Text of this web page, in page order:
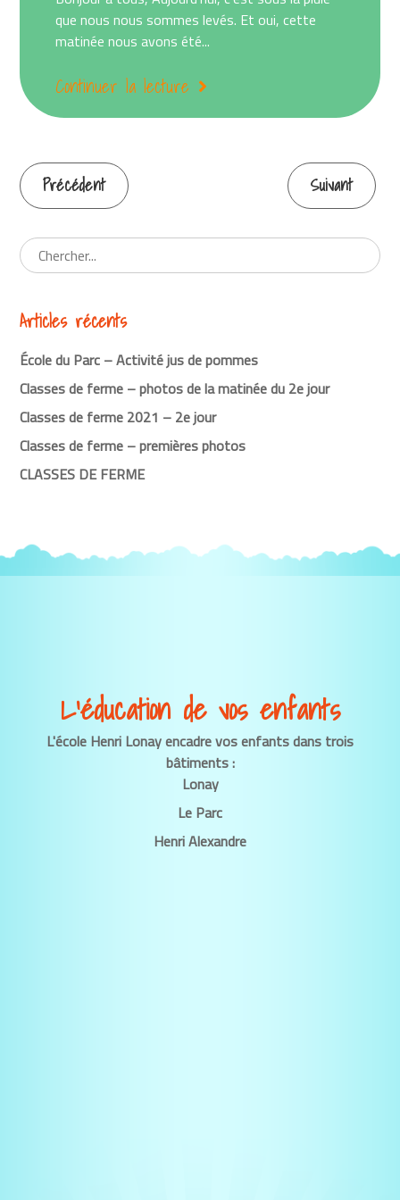
que nous nous sommes levés. Et oui, cette
matinée nous avons été...
Continuer la lecture
Continuer
la
lecture
Précédent Suivant
Articles récents
École du Parc – Activité jus de pommes
Classes de ferme – photos de la matinée du 2e jour
Classes de ferme 2021 – 2e jour
Classes de ferme – premières photos
CLASSES DE FERME
L’éducation de vos enfants
L'école Henri Lonay encadre vos enfants dans trois
bâtiments :
Lonay
Le Parc
Henri Alexandre